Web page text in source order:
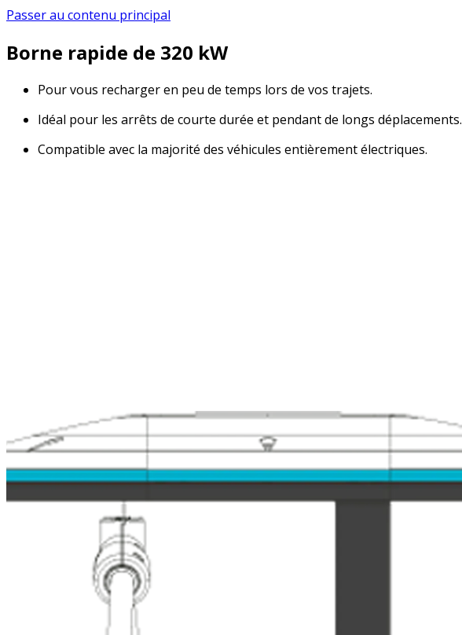
Passer au contenu principal
Borne rapide de 320 kW
Pour vous recharger en peu de temps lors de vos trajets.
Idéal pour les arrêts de courte durée et pendant de longs déplacements.
Compatible avec la majorité des véhicules entièrement électriques.